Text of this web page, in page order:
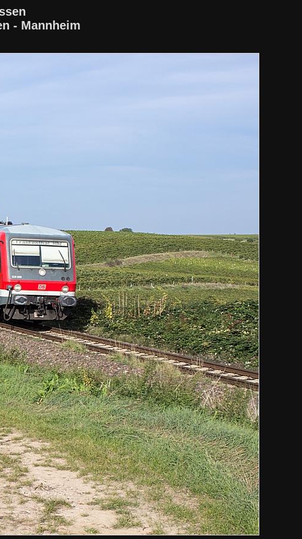
- Mannheim